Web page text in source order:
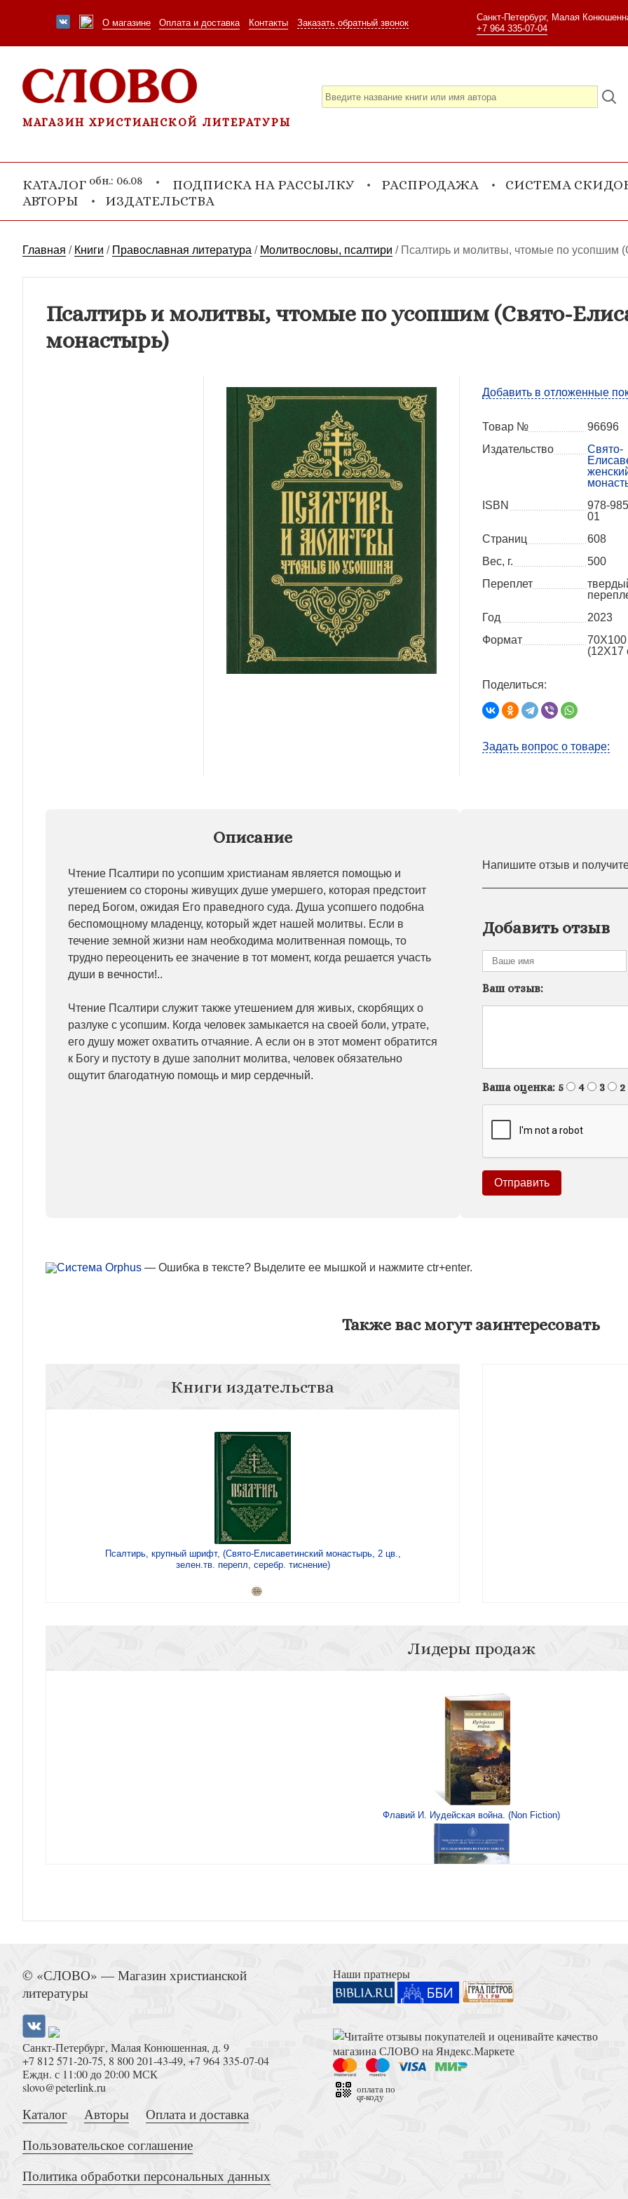
О магазине Оплата и доставка Контакты Заказать обратный звонок
Санкт-Петербург, Малая
+7 964 335-07-04
МАГАЗИН ХРИСТИАНСКОЙ ЛИТЕРАТУРЫ
КАТАЛОГ обн.: 06.08 ПОДПИСКА НА РАССЫЛКУ РАСПРОДАЖА
СИСТЕМА
АВТОРЫ
ИЗДАТЕЛЬСТВА
Главная / Книги / Православная литература / Молитвословы, псалтири / Псалтирь и молитвы, чтомые по усопшим
Псалтирь и молитвы, чтомые по усопшим (Свято-
монастырь)
Добавить в отложенные
Товар №
96696
Издательство
Свято-
ISBN
978-
01
Страниц
608
Вес, г.
500
Переплет
Год
2023
Формат
(12X17
Поделиться:
Задать вопрос о товаре:
Описание
Чтение Псалтири по усопшим христианам является помощью и
утешением со стороны живущих душе умершего, которая предстоит
перед Богом, ожидая Его праведного суда. Душа усопшего подобна
беспомощному младенцу, который ждет нашей молитвы. Если в
течение земной жизни нам необходима молитвенная помощь, то
трудно переоценить ее значение в тот момент, когда решается участь
души в вечности!..
Чтение Псалтири служит также утешением для живых, скорбящих о
разлуке с усопшим. Когда человек замыкается на своей боли, утрате,
его душу может охватить отчаяние. А если он в этот момент обратится
к Богу и пустоту в душе заполнит молитва, человек обязательно
ощутит благодатную помощь и мир сердечный.
Напишите отзыв и
Добавить отзыв
Ваш отзыв:
Ваша оценка: 5 4 3 2
— Ошибка в тексте? Выделите ее мышкой и нажмите ctr+enter.
Также вас могут заинтересовать
Книги издательства
Псалтирь, крупный шрифт, (Свято-Елисаветинский монастырь, 2 цв.,
зелен.тв. перепл, серебр. тиснение)
Сердце верит, благодарит. Письма новомучеников и исповедников
Лидеры продаж
Флавий И. Иудейская война. (Non Fiction)
Книга Иисуса Навина
Толкование на Апокалипсис (Тихоний Африканский)
© «СЛОВО» — Магазин христианской
литературы
Санкт-Петербург, Малая Конюшенная, д. 9
+7 812 571-20-75, 8 800 201-43-49, +7 964 335-07-04
Еждн. с 11:00 до 20:00 МСК
slovo@peterlink.ru
Каталог Авторы
Оплата и доставка
Пользовательское соглашение
Политика обработки персональных данных
Наши пратнеры
оплата по
qr-коду